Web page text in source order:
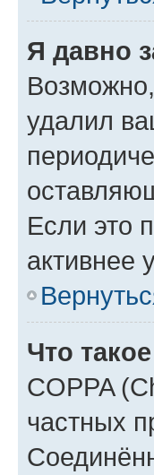
Я давно
удалил
Если это
активнее
Что
COPPA
частных